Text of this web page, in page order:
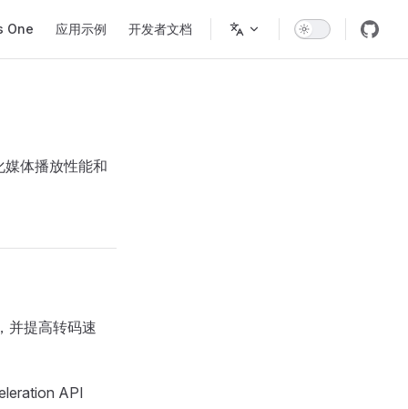
One 应用示例 开发者文档
体播放性能和
并提高转码速
API